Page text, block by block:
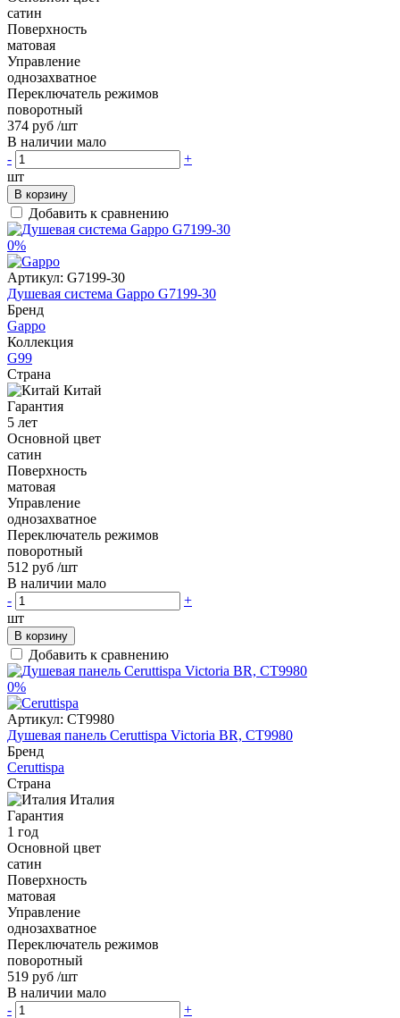
сатин
Поверхность
матовая
Управление
однозахватное
Переключатель режимов
поворотный
374 руб /шт
В наличии мало
-
+
шт
В корзину
Добавить к сравнению
0%
Артикул: G7199-30
Душевая система Gappo G7199-30
Бренд
Gappo
Коллекция
G99
Страна
Китай
Гарантия
5 лет
Основной цвет
сатин
Поверхность
матовая
Управление
однозахватное
Переключатель режимов
поворотный
512 руб /шт
В наличии мало
-
+
шт
В корзину
Добавить к сравнению
0%
Артикул: CT9980
Душевая панель Ceruttispa Victoria BR, CT9980
Бренд
Ceruttispa
Страна
Италия
Гарантия
1 год
Основной цвет
сатин
Поверхность
матовая
Управление
однозахватное
Переключатель режимов
поворотный
519 руб /шт
В наличии мало
-
+